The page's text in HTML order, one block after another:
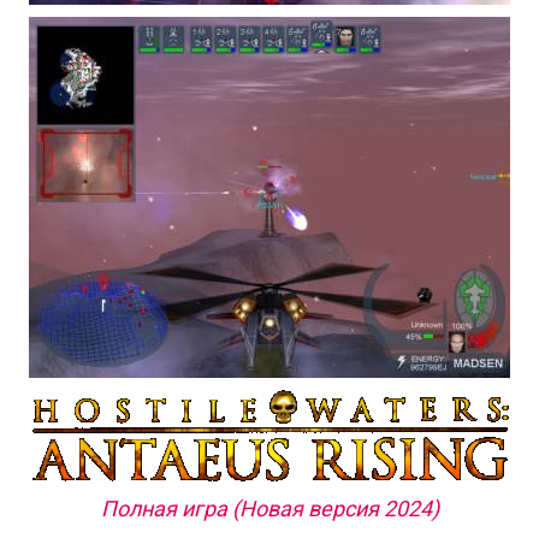
Полная игра (Новая версия 2024)